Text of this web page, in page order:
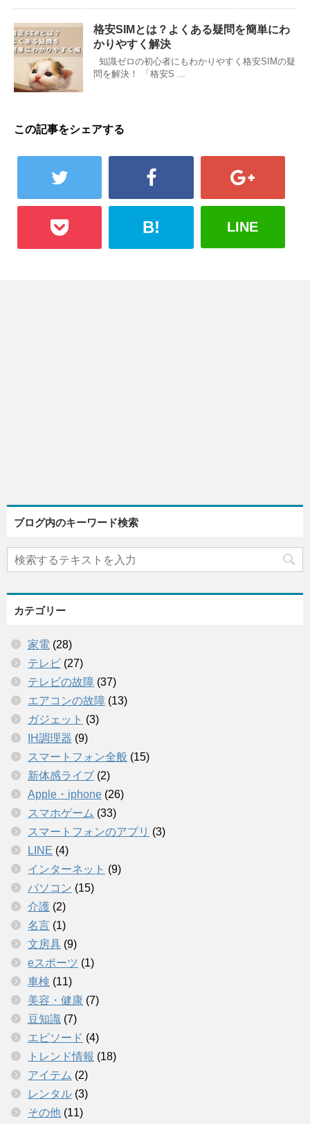
格安SIMとは？よくある疑問を簡単にわ
かりやすく解決
知識ゼロの初心者にもわかりやすく格安SIMの疑
問を解決！ 「格安S ...
この記事をシェアする
B! LINE
ブログ内のキーワード検索
カテゴリー
家電 (28)
テレビ (27)
テレビの故障 (37)
エアコンの故障 (13)
ガジェット (3)
IH調理器 (9)
スマートフォン全般 (15)
新体感ライブ (2)
Apple・iphone (26)
スマホゲーム (33)
スマートフォンのアプリ (3)
LINE (4)
インターネット (9)
パソコン (15)
介護 (2)
名言 (1)
文房具 (9)
eスポーツ (1)
車検 (11)
美容・健康 (7)
豆知識 (7)
エピソード (4)
トレンド情報 (18)
アイテム (2)
レンタル (3)
その他 (11)